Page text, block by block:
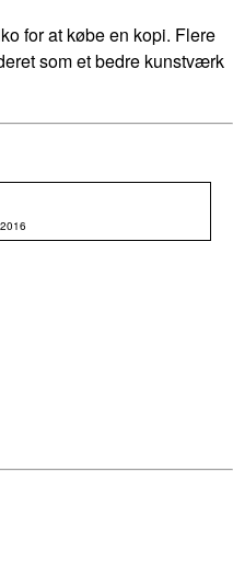
for at købe en kopi. Flere
som et bedre kunstværk